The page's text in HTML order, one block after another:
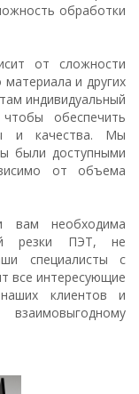
обработки
от сложности
и других
индивидуальный
обеспечить
и качества. Мы
были доступными
от объема
вам необходима
резки ПЭТ, не
специалисты с
все интересующие
клиентов и